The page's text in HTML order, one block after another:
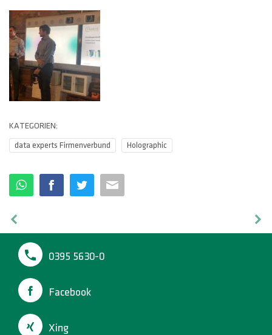
KATEGORIEN:
data experts Firmenverbund Holographic
0395 5630-0
Facebook
Xing